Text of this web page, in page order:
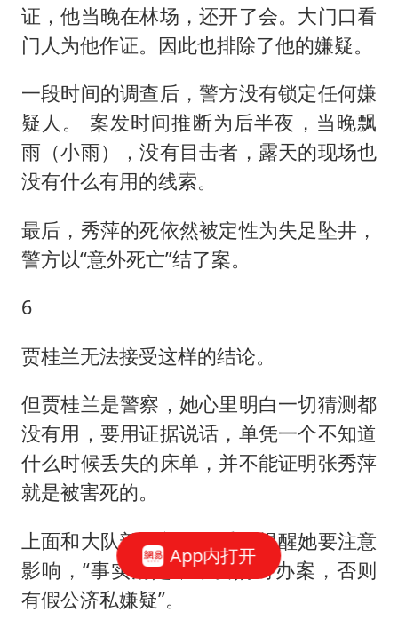
证，他当晚在林场，还开了会。大门口看
门人为他作证。因此也排除了他的嫌疑。
一段时间的调查后，警方没有锁定任何嫌
疑人。 案发时间推断为后半夜，当晚飘
雨（小雨），没有目击者，露天的现场也
没有什么有用的线索。
最后，秀萍的死依然被定性为失足坠井，
警方以“意外死亡”结了案。
6
贾桂兰无法接受这样的结论。
但贾桂兰是警察，她心里明白一切猜测都
没有用，要用证据说话，单凭一个不知道
什么时候丢失的床单，并不能证明张秀萍
就是被害死的。
上面和大队部干部再三委婉提醒她要注意
影响，“事实清楚，不要妨碍办案，否则
有假公济私嫌疑”。
App内打开